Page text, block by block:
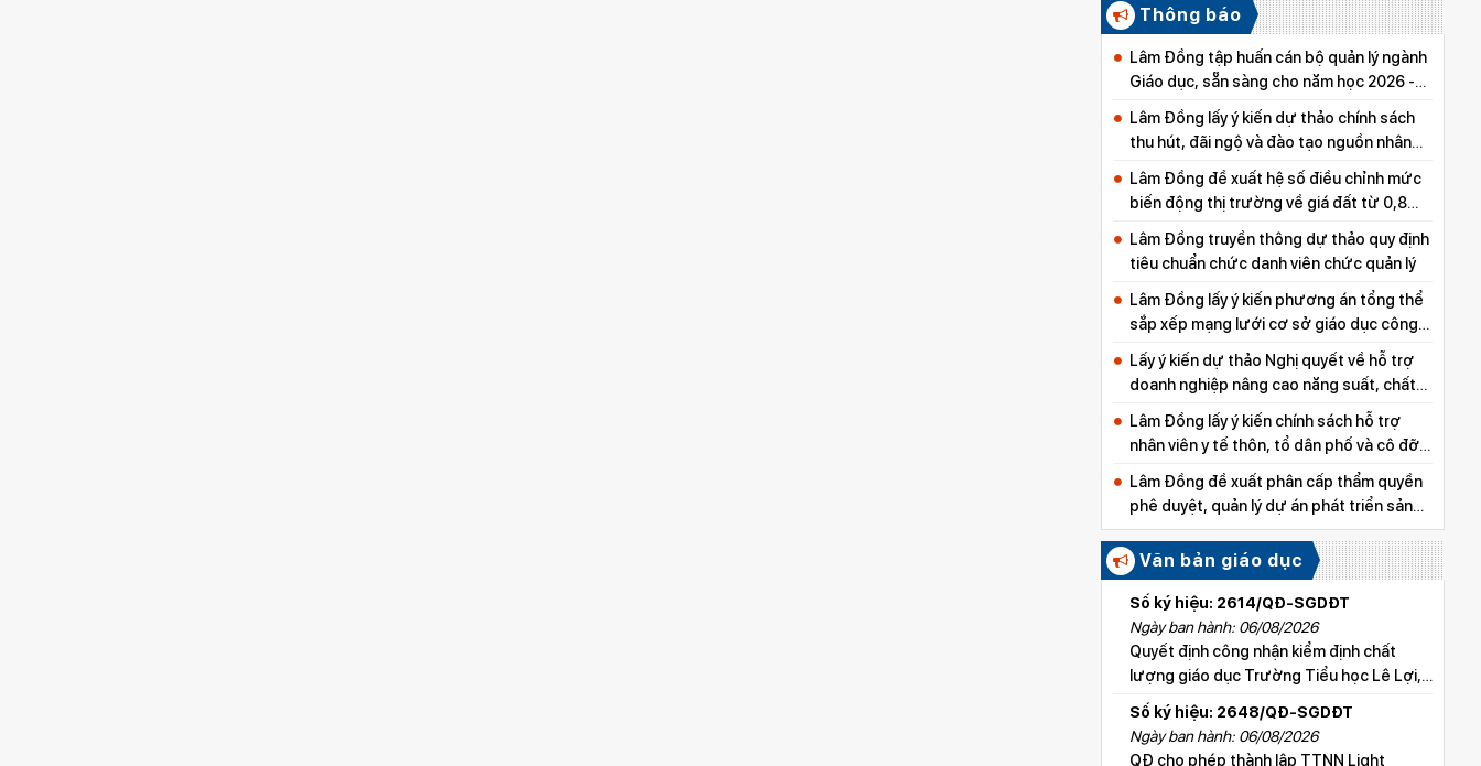
Thông báo
Lâm Đồng tập huấn cán bộ quản lý ngành
Giáo dục, sẵn sàng cho năm học 2026 -
Lâm Đồng lấy ý kiến dự thảo chính sách
thu hút, đãi ngộ và đào tạo nguồn nhân
lực y tế
Lâm Đồng đề xuất hệ số điều chỉnh mức
biến động thị trường về giá đất từ 0,8
đến 5,0
Lâm Đồng truyền thông dự thảo quy định
tiêu chuẩn chức danh viên chức quản lý
Lâm Đồng lấy ý kiến phương án tổng thể
sắp xếp mạng lưới cơ sở giáo dục công
lập
Lấy ý kiến dự thảo Nghị quyết về hỗ trợ
doanh nghiệp nâng cao năng suất, chất
lượng sản phẩm
Lâm Đồng lấy ý kiến chính sách hỗ trợ
nhân viên y tế thôn, tổ dân phố và cô đỡ
thôn, bản
Lâm Đồng đề xuất phân cấp thẩm quyền
phê duyệt, quản lý dự án phát triển sản
xuất thuộc các chương trình mục tiêu
quốc gia
Văn bản giáo dục
Số ký hiệu: 2614/QĐ-SGDĐT
Ngày ban hành: 06/08/2026
Quyết định công nhận kiểm định chất
lượng giáo dục Trường Tiểu học Lê Lợi,
xã Hoài Đức
Số ký hiệu: 2648/QĐ-SGDĐT
Ngày ban hành: 06/08/2026
QĐ cho phép thành lập TTNN Light